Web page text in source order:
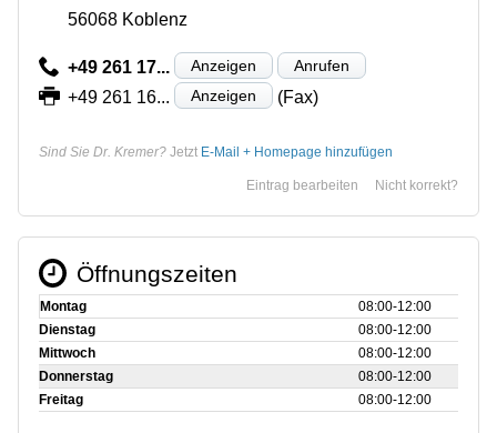
56068 Koblenz
+49 261 17... Anzeigen Anrufen
+49 261 16... Anzeigen (Fax)
Sind Sie Dr. Kremer? Jetzt E-Mail + Homepage hinzufügen
Nicht korrekt?
Eintrag bearbeiten
Öffnungszeiten
Montag
08:00‑12:00
Dienstag
08:00‑12:00
Mittwoch
08:00‑12:00
Donnerstag
08:00‑12:00
Freitag
08:00‑12:00